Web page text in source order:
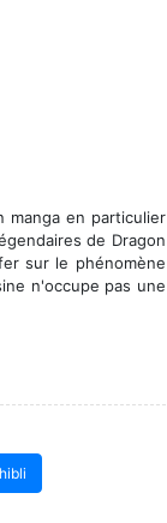
manga en particulier
de Dragon
sur le phénomène
n'occupe pas une